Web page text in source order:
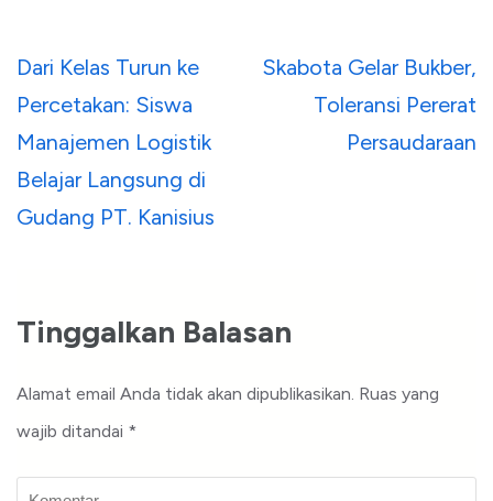
Navigasi
pos
Dari Kelas Turun ke
Percetakan: Siswa
Manajemen Logistik
Belajar Langsung di
Gudang PT. Kanisius
Skabota Gelar Bukber,
Toleransi Pererat
Persaudaraan
Tinggalkan Balasan
Alamat email Anda tidak akan dipublikasikan. Ruas yang
wajib ditandai *
Komentar